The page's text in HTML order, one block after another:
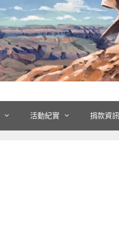
活動紀實 捐款資訊